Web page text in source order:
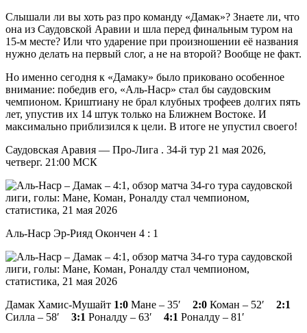
Слышали ли вы хоть раз про команду «Дамак»? Знаете ли, что
она из Саудовской Аравии и шла перед финальным туром на
15-м месте? Или что ударение при произношении её названия
нужно делать на первый слог, а не на второй? Вообще не факт.
Но именно сегодня к «Дамаку» было приковано особенное
внимание: победив его, «Аль-Наср» стал бы саудовским
чемпионом. Криштиану не брал клубных трофеев долгих пять
лет, упустив их 14 штук только на Ближнем Востоке. И
максимально приблизился к цели. В итоге не упустил своего!
Саудовская Аравия — Про-Лига . 34-й тур 21 мая 2026,
четверг. 21:00 МСК
Аль-Наср Эр-Рияд Окончен 4 : 1
Дамак Хамис-Мушайт 1:0 Мане – 35′ 2:0 Коман – 52′ 2:1
Силла – 58′ 3:1 Роналду – 63′ 4:1 Роналду – 81′